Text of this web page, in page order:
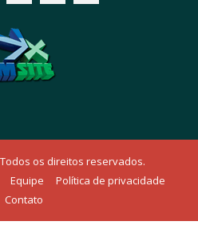
Todos os direitos reservados.
Equipe
Política de privacidade
Contato